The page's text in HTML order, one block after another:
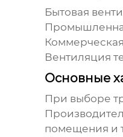
Бытовая
Вентиляция
Основные
При выборе
помещения и